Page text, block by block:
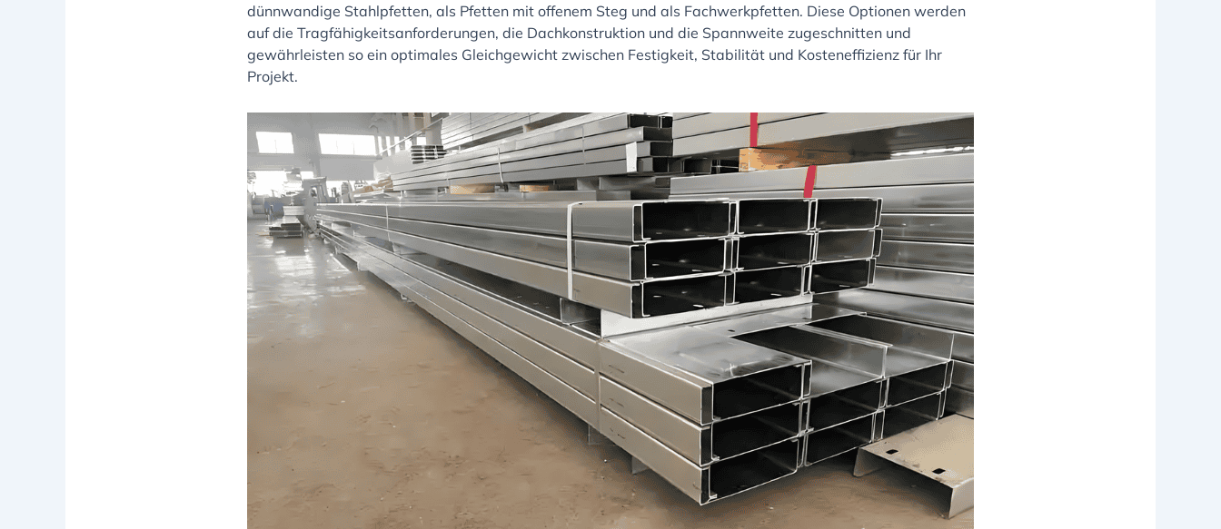
dünnwandige Stahlpfetten, als Pfetten mit offenem Steg und als Fachwerkpfetten. Diese Optionen werden
auf die Tragfähigkeitsanforderungen, die Dachkonstruktion und die Spannweite zugeschnitten und
gewährleisten so ein optimales Gleichgewicht zwischen Festigkeit, Stabilität und Kosteneffizienz für Ihr
Projekt.